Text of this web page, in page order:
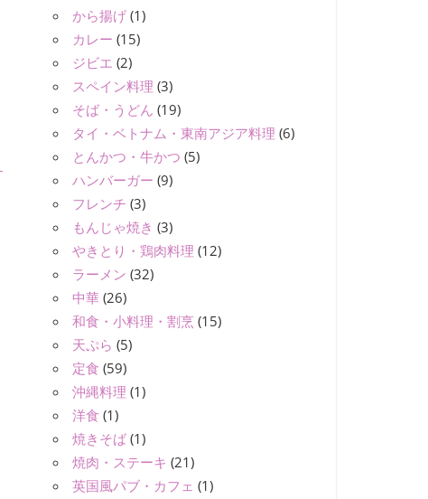
から揚げ (1)
カレー (15)
ジビエ (2)
スペイン料理 (3)
そば・うどん (19)
タイ・ベトナム・東南アジア料理 (6)
とんかつ・牛かつ (5)
ハンバーガー (9)
フレンチ (3)
もんじゃ焼き (3)
やきとり・鶏肉料理 (12)
ラーメン (32)
中華 (26)
和食・小料理・割烹 (15)
天ぷら (5)
定食 (59)
沖縄料理 (1)
洋食 (1)
焼きそば (1)
焼肉・ステーキ (21)
英国風パブ・カフェ (1)